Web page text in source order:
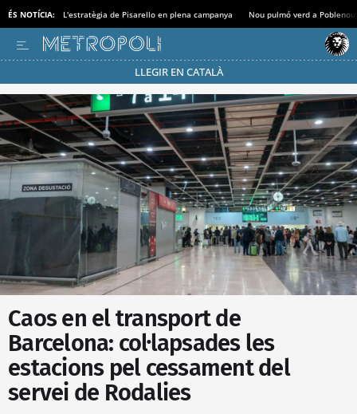
ÉS NOTÍCIA: L'estratègia de Pisarello en plena campanya Nou pulmó verd a Poblenou
LLEGIR EN CATALÀ
Passa’t al mode estalvi
Caos en el transport de
Barcelona: col·lapsades les
estacions pel cessament del
servei de Rodalies